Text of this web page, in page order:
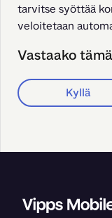
tarvitse syöttää
veloitetaan
Vastaako
Kyllä